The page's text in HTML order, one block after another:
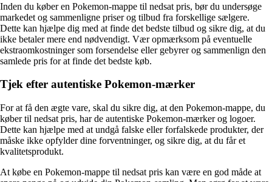
Inden du køber en Pokemon-mappe til nedsat pris, bør du undersøge
markedet og sammenligne priser og tilbud fra forskellige sælgere.
Dette kan hjælpe dig med at finde det bedste tilbud og sikre dig, at du
ikke betaler mere end nødvendigt. Vær opmærksom på eventuelle
ekstraomkostninger som forsendelse eller gebyrer og sammenlign den
samlede pris for at finde det bedste køb.
Tjek efter autentiske Pokemon-mærker
For at få den ægte vare, skal du sikre dig, at den Pokemon-mappe, du
køber til nedsat pris, har de autentiske Pokemon-mærker og logoer.
Dette kan hjælpe med at undgå falske eller forfalskede produkter, der
måske ikke opfylder dine forventninger, og sikre dig, at du får et
kvalitetsprodukt.
At købe en Pokemon-mappe til nedsat pris kan være en god måde at